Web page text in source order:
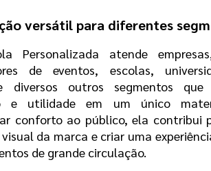
versátil para diferentes
Personalizada atende
de eventos, escolas,
diversos outros segmentos que
e utilidade em um único
conforto ao público, ela contribui
da marca e criar uma
de grande circulação.